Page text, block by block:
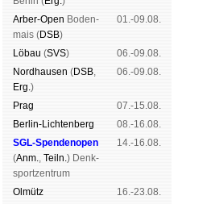
Arber-Open Boden­
mais (DSB)
01.-09.08.
Lö­bau (SVS)
06.-09.08.
Nord­hau­sen (DSB,
Erg.)
06.-09.08.
Prag
07.-15.08.
Berlin-Lich­ten­berg
08.-16.08.
SGL-Spenden­open
(Anm., Teiln.) Denk­
sport­zen­trum
14.-16.08.
Ol­mütz
16.-23.08.